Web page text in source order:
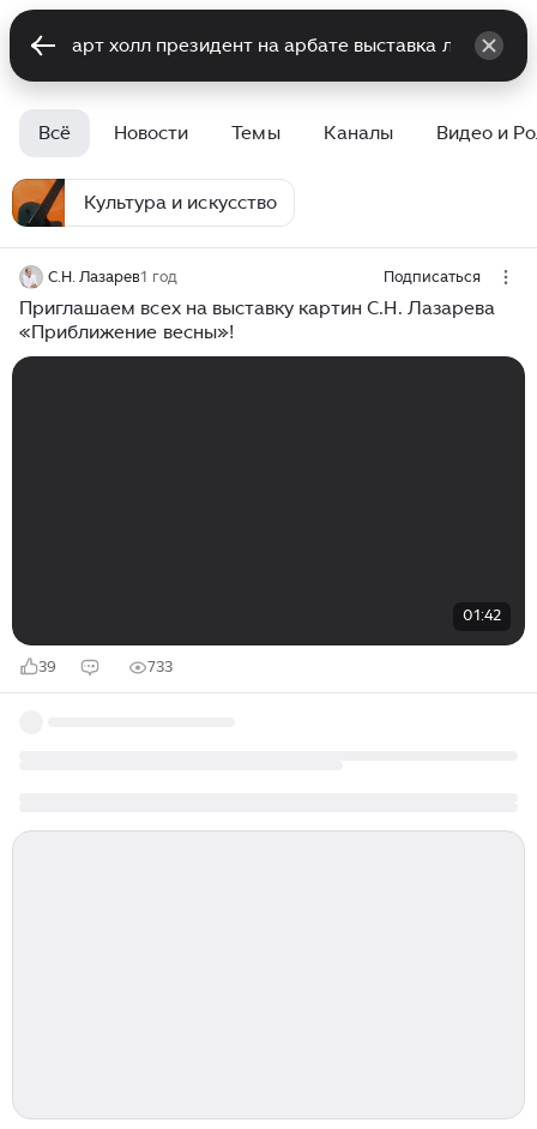
Всё Новости Темы Каналы Видео и
Культура и искусство
С.Н. Лазарев1 год Подписаться
Приглашаем всех на выставку картин С.Н. Лазарева
«Приближение весны»!
01:42
39 733